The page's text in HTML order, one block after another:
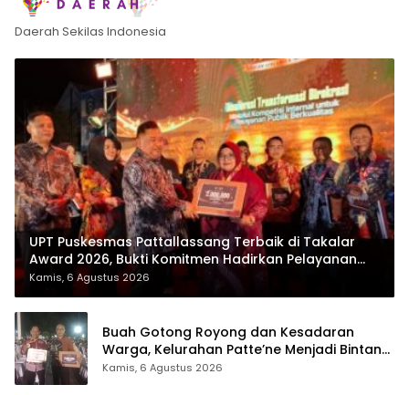
Daerah Sekilas Indonesia
UPT Puskesmas Pattallassang Terbaik di Takalar
Award 2026, Bukti Komitmen Hadirkan Pelayanan
Kesehatan Berkualitas
Kamis, 6 Agustus 2026
Buah Gotong Royong dan Kesadaran
Warga, Kelurahan Patte’ne Menjadi Bintang
Takalar Award 2026
Kamis, 6 Agustus 2026